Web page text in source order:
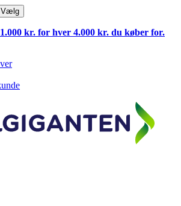
Vælg
kr. for hver 4.000 kr. du køber for.